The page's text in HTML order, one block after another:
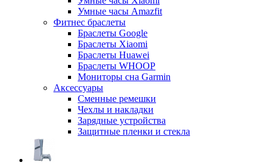
Умные часы Amazfit
Фитнес браслеты
Браслеты Google
Браслеты Xiaomi
Браслеты Huawei
Браслеты WHOOP
Мониторы сна Garmin
Аксессуары
Сменные ремешки
Чехлы и накладки
Зарядные устройства
Защитные пленки и стекла